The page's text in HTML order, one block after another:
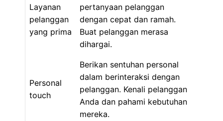
Layanan
pelanggan
yang prima
pertanyaan pelanggan
dengan cepat dan ramah.
Buat pelanggan merasa
dihargai.
Personal
touch
Berikan sentuhan personal
dalam berinteraksi dengan
pelanggan. Kenali pelanggan
Anda dan pahami kebutuhan
mereka.